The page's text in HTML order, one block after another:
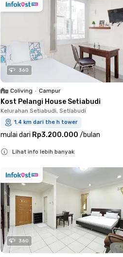
360
Coliving • Campur
Kost Pelangi House Setiabudi
Kelurahan Setiabudi, Setiabudi
1.4 km dari the h tower
mulai dari Rp3.200.000 /bulan
Lihat info lebih banyak
360